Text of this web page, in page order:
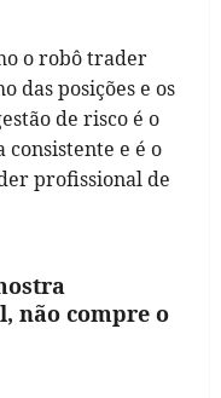
o robô trader
das posições e os
de risco é o
e é o
profissional de
não compre o